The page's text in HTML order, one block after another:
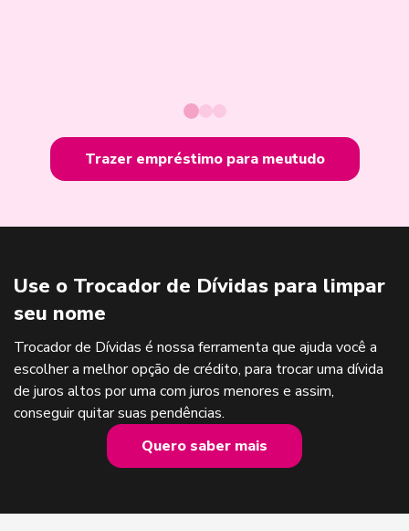
Trazer empréstimo para meutudo
Use o Trocador de Dívidas para limpar
seu nome
Trocador de Dívidas é nossa ferramenta que ajuda você a
escolher a melhor opção de crédito, para trocar uma dívida
de juros altos por uma com juros menores e assim,
conseguir quitar suas pendências.
Quero saber mais